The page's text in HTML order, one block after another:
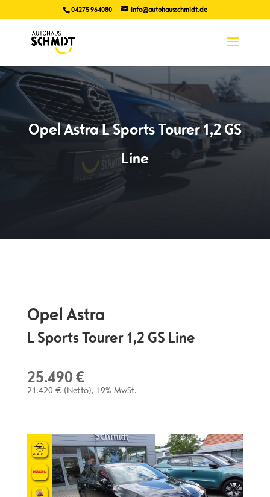
04275 964080 info@autohausschmidt.de
Opel Astra L Sports Tourer 1,2 GS
Line
OpelAstra
L Sports Tourer 1,2 GS Line
25.490 €
21.420 € (Netto) 19% MwSt.